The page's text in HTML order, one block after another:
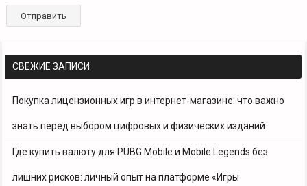
СВЕЖИЕ ЗАПИСИ
Покупка лицензионных игр в интернет-магазине: что важно
знать перед выбором цифровых и физических изданий
Где купить валюту для PUBG Mobile и Mobile Legends без
лишних рисков: личный опыт на платформе «Игры